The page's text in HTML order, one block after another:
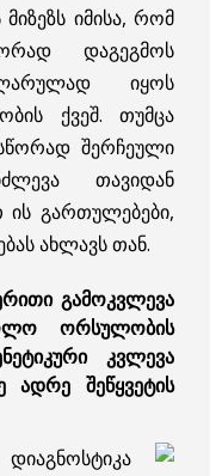
იმისა, რომ
დაგეგმოს
იყოს
ქვეშ. თუმცა
შერჩეული
თავიდან
გართულებები,
ახლავს თან.
გამოკვლევა
ორსულობის
კვლევა
შეწყვეტის